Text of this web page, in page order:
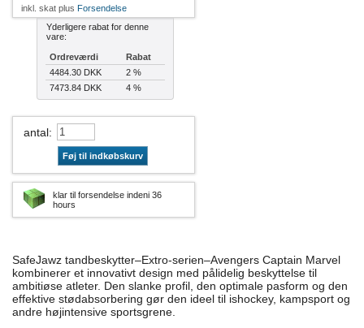
inkl. skat plus Forsendelse
Yderligere rabat for denne
vare:
Ordreværdi
Rabat
4484.30 DKK
2 %
7473.84 DKK
4 %
antal:
Føj til indkøbskurv
klar til forsendelse indeni 36
hours
SafeJawz tandbeskytter–Extro-serien–Avengers Captain Marvel
kombinerer et innovativt design med pålidelig beskyttelse til
ambitiøse atleter. Den slanke profil, den optimale pasform og den
effektive stødabsorbering gør den ideel til ishockey, kampsport og
andre højintensive sportsgrene.